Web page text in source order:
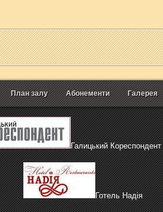
План залу Абонементи Галерея
Галицький Кореспондент
Готель Надія